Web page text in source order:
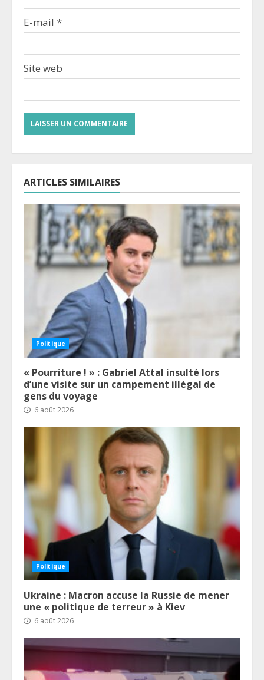
E-mail *
Site web
ARTICLES SIMILAIRES
Politique
« Pourriture ! » : Gabriel Attal insulté lors
d’une visite sur un campement illégal de
gens du voyage
6 août 2026
Politique
Ukraine : Macron accuse la Russie de mener
une « politique de terreur » à Kiev
6 août 2026